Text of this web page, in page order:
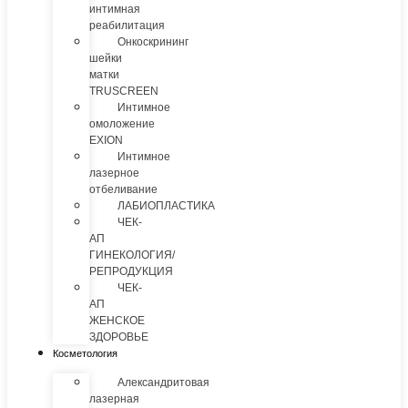
интимная
реабилитация
Онкоскрининг
шейки
матки
TRUSCREEN
Интимное
омоложение
EXION
Интимное
лазерное
отбеливание
ЛАБИОПЛАСТИКА
ЧЕК-
АП
ГИНЕКОЛОГИЯ/
РЕПРОДУКЦИЯ
ЧЕК-
АП
ЖЕНСКОЕ
ЗДОРОВЬЕ
Косметология
Александритовая
лазерная